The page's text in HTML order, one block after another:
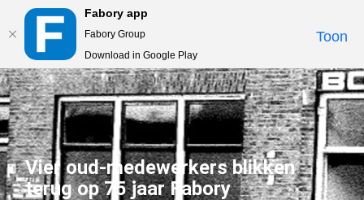
Fabory app
Fabory Group
Download in Google Play
Toon
text.skipToContent
text.skipToNavigation
Vier oud-medewerkers blikken
terug op 75 jaar Fabory